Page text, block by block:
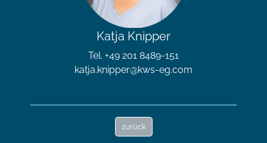
Katja Knipper
Tel. +49 201 8489-151
katja.knipper@kws-eg.com
zurück